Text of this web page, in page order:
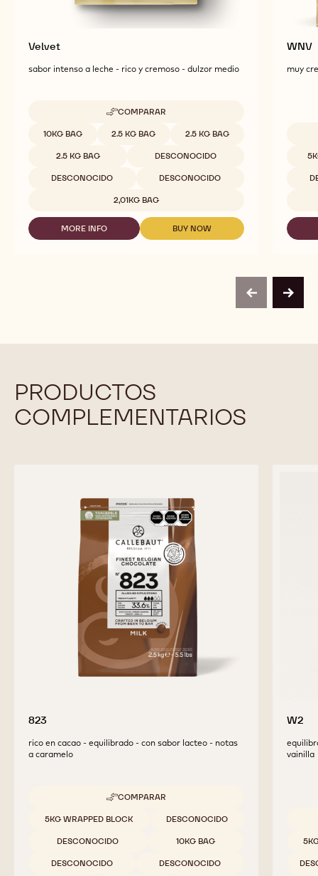
Velvet
sabor intenso a leche - rico y cremoso - dulzor medio
COMPARAR
-
VELVET
Tamaños disponibles
10KG BAG 2.5 KG BAG 2.5 KG BAG
2.5 KG BAG DESCONOCIDO
DESCONOCIDO DESCONOCIDO
2,01KG BAG
MORE INFO
-
BUY NOW
-
WNV
muy
previousnext
PRODUCTOS
COMPLEMENTARIOS
823
rico en cacao - equilibrado - con sabor lacteo - notas
a caramelo
COMPARAR
-
Tamaños disponibles
5KG WRAPPED BLOCK DESCONOCIDO
DESCONOCIDO 10KG BAG
DESCONOCIDO DESCONOCIDO
W2
vainilla